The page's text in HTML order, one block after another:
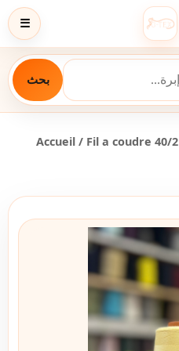
☰
بحث
Accueil / Fil a coudre 40/2